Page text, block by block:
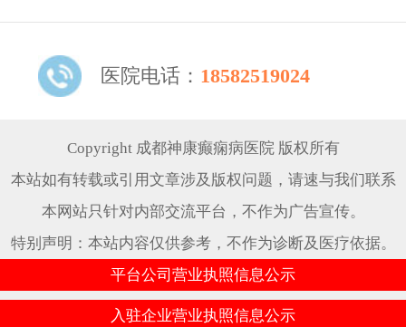
医院电话： 18582519024
Copyright 成都神康癫痫病医院 版权所有
本站如有转载或引用文章涉及版权问题，请速与我们联系
本网站只针对内部交流平台，不作为广告宣传。
特别声明：本站内容仅供参考，不作为诊断及医疗依据。
平台公司营业执照信息公示
入驻企业营业执照信息公示